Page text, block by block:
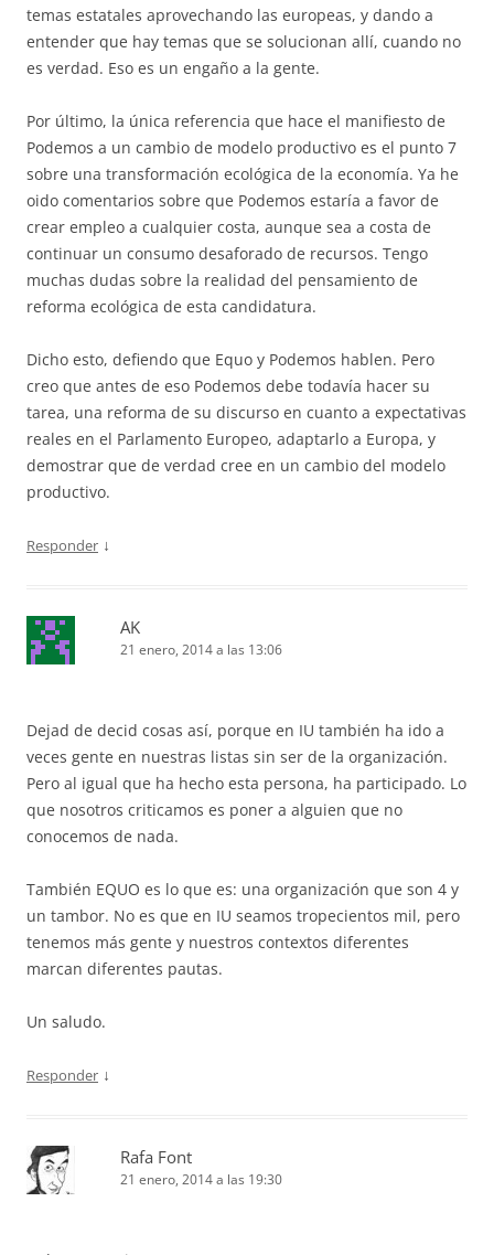
temas estatales aprovechando las europeas, y dando a
entender que hay temas que se solucionan allí, cuando no
es verdad. Eso es un engaño a la gente.
Por último, la única referencia que hace el manifiesto de
Podemos a un cambio de modelo productivo es el punto 7
sobre una transformación ecológica de la economía. Ya he
oido comentarios sobre que Podemos estaría a favor de
crear empleo a cualquier costa, aunque sea a costa de
continuar un consumo desaforado de recursos. Tengo
muchas dudas sobre la realidad del pensamiento de
reforma ecológica de esta candidatura.
Dicho esto, defiendo que Equo y Podemos hablen. Pero
creo que antes de eso Podemos debe todavía hacer su
tarea, una reforma de su discurso en cuanto a expectativas
reales en el Parlamento Europeo, adaptarlo a Europa, y
demostrar que de verdad cree en un cambio del modelo
productivo.
Responder ↓
AK
21 enero, 2014 a las 13:06
Dejad de decid cosas así, porque en IU también ha ido a
veces gente en nuestras listas sin ser de la organización.
Pero al igual que ha hecho esta persona, ha participado. Lo
que nosotros criticamos es poner a alguien que no
conocemos de nada.
También EQUO es lo que es: una organización que son 4 y
un tambor. No es que en IU seamos tropecientos mil, pero
tenemos más gente y nuestros contextos diferentes
marcan diferentes pautas.
Un saludo.
Responder ↓
Rafa Font
21 enero, 2014 a las 19:30